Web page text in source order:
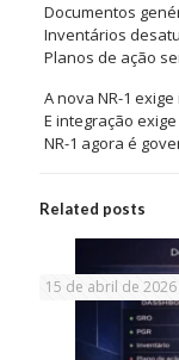
Documentos
Inventários
Planos de ação
A nova NR-1
E integração
NR-1 agora é
Related posts
15 de abril de 2026